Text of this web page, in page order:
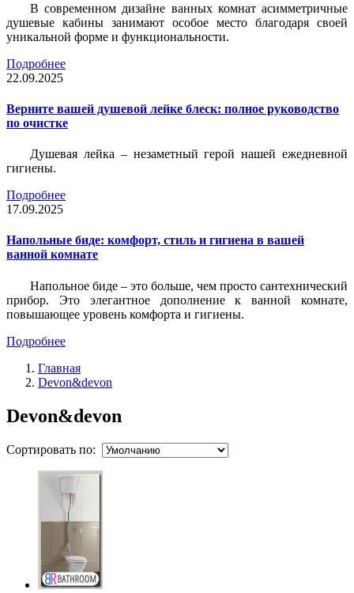
В современном дизайне ванных комнат асимметричные
душевые кабины занимают особое место благодаря своей
уникальной форме и функциональности.
Подробнее
22.09.2025
Верните вашей душевой лейке блеск: полное руководство
по очистке
Душевая лейка – незаметный герой нашей ежедневной
гигиены.
Подробнее
17.09.2025
Напольные биде: комфорт, стиль и гигиена в вашей
ванной комнате
Напольное биде – это больше, чем просто сантехнический
прибор. Это элегантное дополнение к ванной комнате,
повышающее уровень комфорта и гигиены.
Подробнее
Главная
Devon&devon
Devon&devon
Сортировать по: